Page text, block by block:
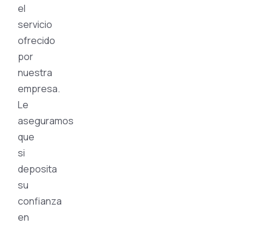
el
servicio
ofrecido
por
nuestra
empresa.
Le
aseguramos
que
si
deposita
su
confianza
en